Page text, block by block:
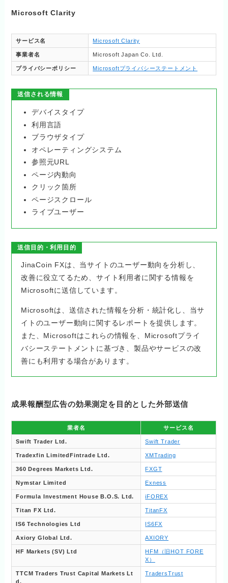
Microsoft Clarity
サービス名 Microsoft Clarity
事業者名 Microsoft Japan Co. Ltd.
プライバシーポリシー Microsoftプライバシーステートメント
送信される情報
デバイスタイプ
利用言語
ブラウザタイプ
オペレーティングシステム
参照元URL
ページ内動向
クリック箇所
ページスクロール
ライブユーザー
送信目的・利用目的
JinaCoin FXは、当サイトのユーザー動向を分析し、
改善に役立てるため、サイト利用者に関する情報を
Microsoftに送信しています。
Microsoftは、送信された情報を分析・統計化し、当サ
イトのユーザー動向に関するレポートを提供します。
また、Microsoftはこれらの情報を、Microsoftプライ
バシーステートメントに基づき、製品やサービスの改
善にも利用する場合があります。
成果報酬型広告の効果測定を目的とした外部送信
業者名 サービス名
Swift Trader Ltd. Swift Trader
Tradexfin LimitedFintrade Ltd. XMTrading
360 Degrees Markets Ltd. FXGT
Nymstar Limited Exness
Formula Investment House B.O.S. Ltd. iFOREX
Titan FX Ltd. TitanFX
IS6 Technologies Ltd IS6FX
Axiory Global Ltd. AXIORY
HF Markets (SV) Ltd
HFM（旧HOT FORE
X）
TTCM Traders Trust Capital Markets Lt
d.
TradersTrust